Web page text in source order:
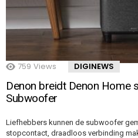
759 Views DIGINEWS
Denon breidt Denon Home
Subwoofer
Liefhebbers kunnen de subwoofer
stopcontact, draadloos verbinding